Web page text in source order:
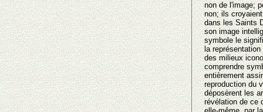
nοn de l'image;
nοn; ils
dans les Saints
son image
symbole le
la
des milieux
comprendre
entièrement
reproduction du
déposèrent les
révélation de ce